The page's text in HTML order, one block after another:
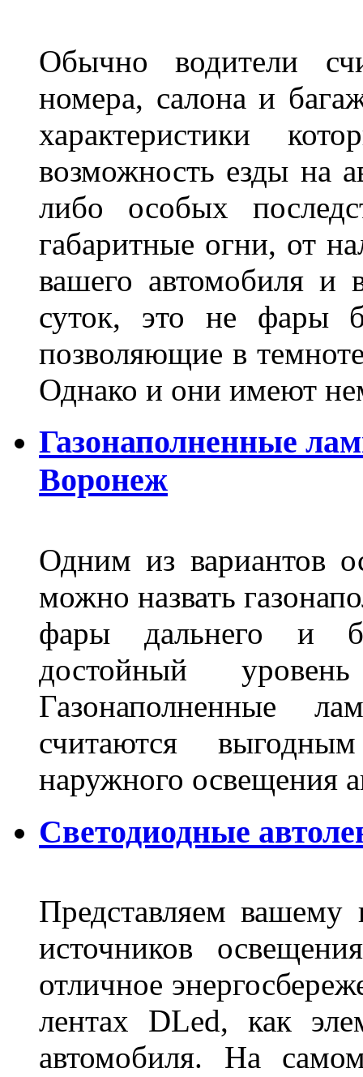
Обычно водители
номера, салона и
характеристики
возможность езды на
либо особых
габаритные огни, от
вашего автомобиля и
суток, это не фары
позволяющие в
Однако и они имеют
Газонаполненные
Воронеж
Одним из вариантов
можно назвать
фары дальнего и
достойный
Газонаполненные
считаются
наружного освещения
Светодиодные
Представляем
источников
отличное
лентах DLed, как
автомобиля. На